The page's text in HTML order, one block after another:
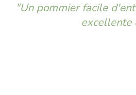
"Un pommier facile
excellente